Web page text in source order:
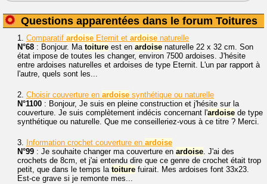
Questions apparentées dans le forum Toitures
1. Comparatif ardoise Eternit et ardoise naturelle
N°68 : Bonjour. Ma toiture est en ardoise naturelle 22 x 32 cm. Son
état impose de toutes les changer, environ 7500 ardoises. J'hésite
entre ardoises naturelles et ardoises de type Eternit. L'un par rapport à
l'autre, quels sont les...
2. Choisir couverture en ardoise synthétique ou naturelle
N°1100 : Bonjour, Je suis en pleine construction et j'hésite sur la
couverture. Je suis complètement indécis concernant l'ardoise de type
synthétique ou naturelle. Que me conseilleriez-vous à ce titre ? Merci.
3. Information crochet couverture en ardoise
N°99 : Je souhaite changer ma couverture en ardoise. J'ai des
crochets de 8cm, et j'ai entendu dire que ce genre de crochet était trop
petit, que dans le temps la toiture fuirait. Mes ardoises font 33x23.
Est-ce grave si je remonte mes...